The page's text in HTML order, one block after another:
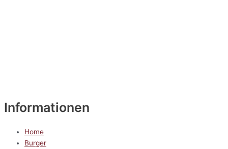
Informationen
Home
Burger